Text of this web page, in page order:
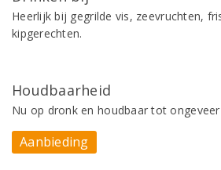
Heerlijk bij gegrilde vis, zeevruchten,
kipgerechten.
Houdbaarheid
Nu op dronk en houdbaar tot
Aanbieding